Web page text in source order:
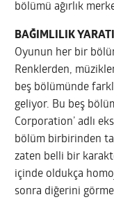
bölümü ağırlık
BAĞIMLILIK
Oyunun her bir
Renklerden,
beş bölümünde
geliyor. Bu beş
Corporation’ adlı
bölüm birbirinden
zaten belli bir
içinde oldukça
sonra diğerini